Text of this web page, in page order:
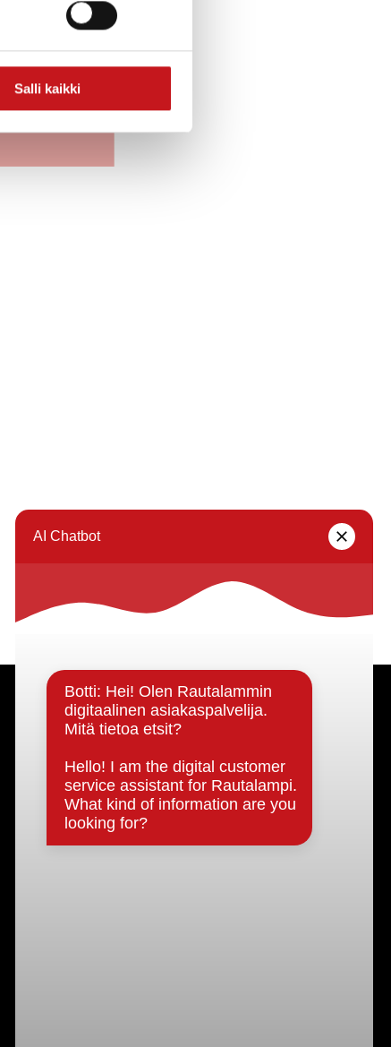
Salli kaikki
Päätöksenteko ja lähidemokratia
Päätökset, esityslistat & pöytäkirjat
Hallinto
Kunnanhallitus
Kunnanvaltuusto